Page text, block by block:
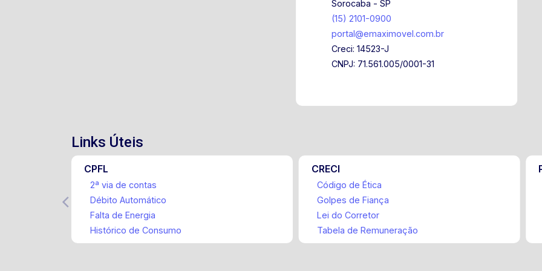
Sorocaba - SP
(15) 2101-0900
portal@emaximovel.com.br
Creci: 14523-J
CNPJ: 71.561.005/0001-31
Links Úteis
CPFL
2ª via de contas
Débito Automático
Falta de Energia
Histórico de Consumo
CRECI
Código de Ética
Golpes de Fiança
Lei do Corretor
Tabela de Remuneração